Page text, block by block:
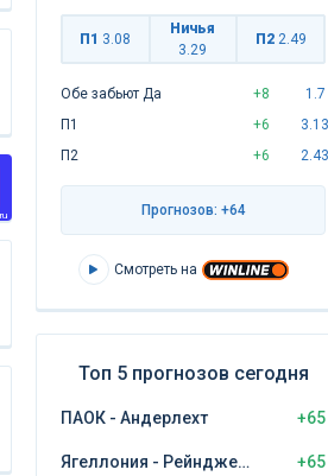
П1 3.08
Ничья
3.29
П2 2.49
Обе забьют Да +8
1.7
П1
+6
3.13
П2
+6 2.43
Прогнозов: +64
Смотреть на
Топ 5 прогнозов сегодня
ПАОК - Андерлехт +65
Ягеллония - Рейнджерс +65